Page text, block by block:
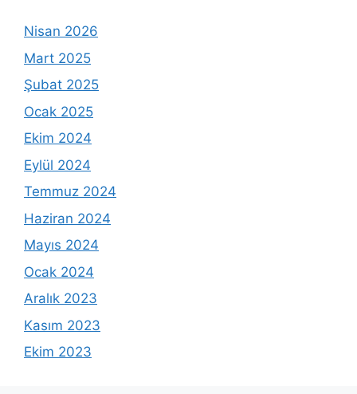
Nisan 2026
Mart 2025
Şubat 2025
Ocak 2025
Ekim 2024
Eylül 2024
Temmuz 2024
Haziran 2024
Mayıs 2024
Ocak 2024
Aralık 2023
Kasım 2023
Ekim 2023